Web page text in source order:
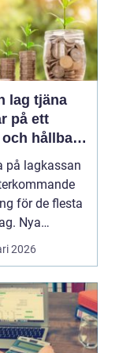
lag tjäna
på ett
hållbart
på lagkassan
för de flesta
Nya
cuper, ...
2026